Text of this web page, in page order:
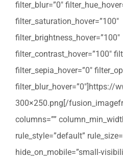
filter_blur=”0″
filter_saturation_hover=”100″
filter_brightness_hover=”100″
filter_contrast_hover=”100″
filter_sepia_hover=”0″
300×250.png[/
columns=””
rule_style=”default”
hide_on_mobile=”small-